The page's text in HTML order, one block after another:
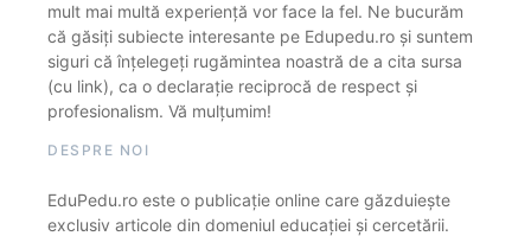
mult mai multă experiență vor face la fel. Ne bucurăm
că găsiți subiecte interesante pe Edupedu.ro și suntem
siguri că înțelegeți rugămintea noastră de a cita sursa
(cu link), ca o declarație reciprocă de respect și
profesionalism. Vă mulțumim!
DESPRE NOI
EduPedu.ro este o publicație online care găzduiește
exclusiv articole din domeniul educației și cercetării.